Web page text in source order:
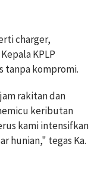
charger,
KPLP
tanpa kompromi.
rakitan dan
keributan
kami intensifkan
hunian," tegas Ka.